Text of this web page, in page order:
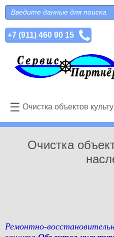
Перейти к основному
Форма поиска
Поиск
+7 (911) 460 90 15
☰ Очистка объектов
Очистка
Ремонтно-